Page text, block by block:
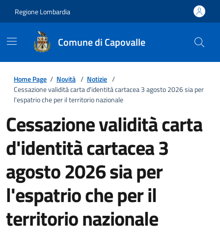
Regione Lombardia
Comune di Capovalle
Home Page / Novità / Notizie /
Cessazione validità carta d'identità cartacea 3 agosto 2026 sia per
l'espatrio che per il territorio nazionale
Cessazione validità carta
d'identità cartacea 3
agosto 2026 sia per
l'espatrio che per il
territorio nazionale